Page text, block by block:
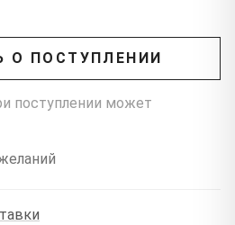
О ПОСТУПЛЕНИИ
поступлении может